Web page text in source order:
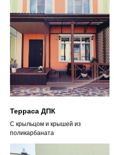
Терраса ДПК
С крыльцом и крышей из
поликарбаната